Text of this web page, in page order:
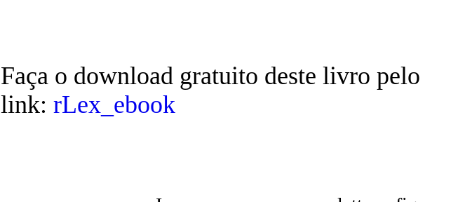
Faça o download gratuito deste livro pelo
link: rLex_ebook